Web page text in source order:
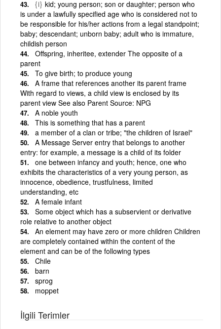
{i} kid; young person; son or daughter; person who
is under a lawfully specified age who is considered not to
be responsible for his/her actions from a legal standpoint;
baby; descendant; unborn baby; adult who is immature,
childish person
Offspring, inheritee, extender The opposite of a
parent
To give birth; to produce young
A frame that references another its parent frame
With regard to views, a child view is enclosed by its
parent view See also Parent Source: NPG
A noble youth
This is something that has a parent
a member of a clan or tribe; "the children of Israel"
A Message Server entry that belongs to another
entry: for example, a message is a child of its folder
one between infancy and youth; hence, one who
exhibits the characteristics of a very young person, as
innocence, obedience, trustfulness, limited
understanding, etc
A female infant
Some object which has a subservient or derivative
role relative to another object
An element may have zero or more children Children
are completely contained within the content of the
element and can be of the following types
Chile
barn
sprog
moppet
İlgili Terimler